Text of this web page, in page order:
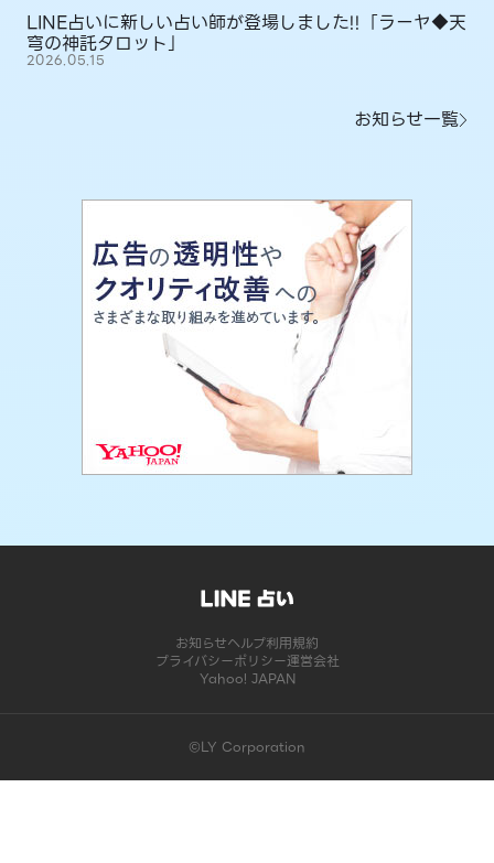
LINE占いに新しい占い師が登場しました!!「ラーヤ◆天
穹の神託タロット」
2026.05.15
お知らせ一覧
お知らせヘルプ利用規約
プライバシーポリシー運営会社
Yahoo! JAPAN
©LY Corporation
このコンテンツは掲載が終了しました | LINE占い